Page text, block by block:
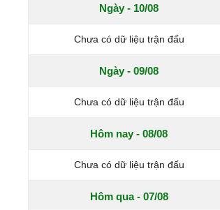
Ngày - 10/08
Chưa có dữ liệu trận đấu
Ngày - 09/08
Chưa có dữ liệu trận đấu
Hôm nay - 08/08
Chưa có dữ liệu trận đấu
Hôm qua - 07/08